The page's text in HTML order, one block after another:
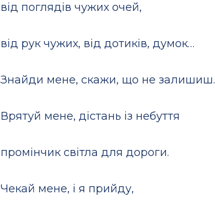
від поглядів чужих очей,
від рук чужих, від дотиків, думок…
Знайди мене, скажи, що не залишиш.
Врятуй мене, дістань із небуття
промінчик світла для дороги.
Чекай мене, і я прийду,